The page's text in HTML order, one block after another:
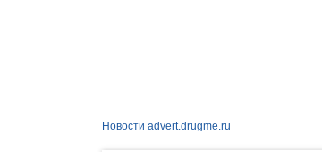
Новости advert.drugme.ru